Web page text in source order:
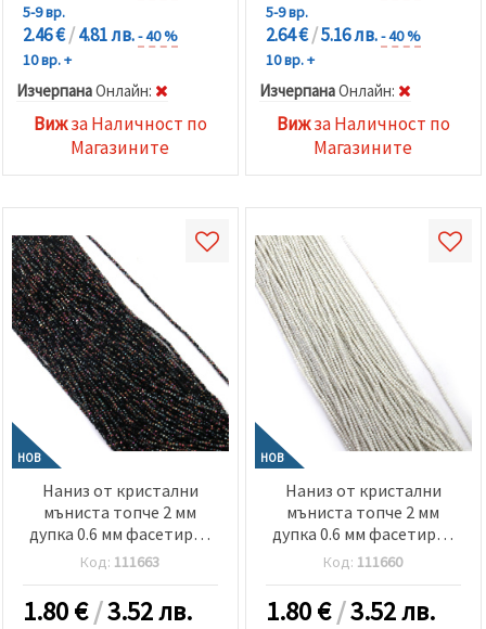
5-9 вр.
2.46 €/4.81 лв.- 40 %
10 вр. +
ИзчерпанаOнлайн:
Вижза Наличност по
Магазините
5-9 вр.
2.64 €/5.16 лв.- 40 %
10 вр. +
ИзчерпанаOнлайн:
Вижза Наличност по
Магазините
НОВ
Наниз от кристални
мъниста топче 2 мм
дупка 0.6 мм фасетиран
плътен с AB покритие
цвят черен дъга ~220
броя
Код: 111663
1.80€/3.52 лв.
НОВ
Наниз от кристални
мъниста топче 2 мм
дупка 0.6 мм фасетиран
плътен с AB покритие
цвят бял дъга ~220 броя
Код: 111660
1.80€/3.52 лв.